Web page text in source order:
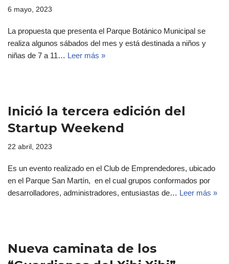
6 mayo, 2023
La propuesta que presenta el Parque Botánico Municipal se
realiza algunos sábados del mes y está destinada a niños y
niñas de 7 a 11… Leer más »
Inició la tercera edición del
Startup Weekend
22 abril, 2023
Es un evento realizado en el Club de Emprendedores, ubicado
en el Parque San Martín, en el cual grupos conformados por
desarrolladores, administradores, entusiastas de… Leer más »
Nueva caminata de los